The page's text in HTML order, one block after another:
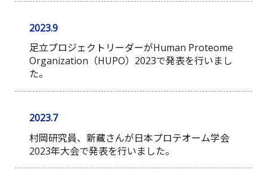
2023.9
足立プロジェクトリーダーがHuman Proteome
Organization（HUPO）2023で発表を行いまし
た。
2023.7
村岡研究員、新藏さんが日本プロテオーム学会
2023年大会で発表を行いました。